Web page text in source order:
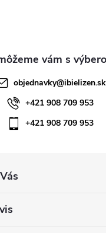
objednavky@ibielizen.sk
+421 908 709 953
+421 908 709 953